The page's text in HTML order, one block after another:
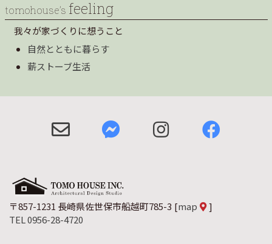
tomohouse’s feeling
我々が家づくりに想うこと
自然とともに暮らす
薪ストーブ生活
〒857-1231 長崎県佐世保市船越町785-3 [map
]
TEL 0956-28-4720